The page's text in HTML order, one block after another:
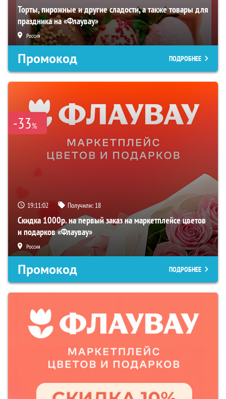
Торты, пирожные и другие сладости, а также товары для
праздника на «Флаувау»
Россия
Промокод ПОДРОБНЕЕ
-33%
19:11:01 Получили: 18
Скидка 1000р. на первый заказ на маркетплейсе цветов
и подарков «Флаувау»
Россия
Промокод ПОДРОБНЕЕ